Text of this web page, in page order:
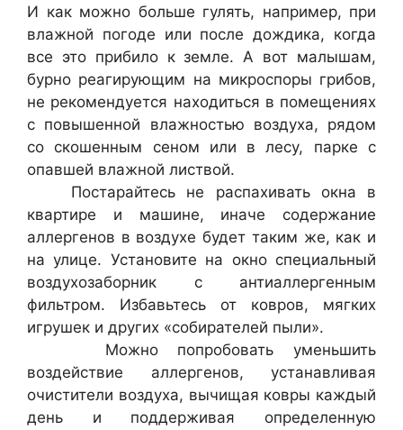
И как можно больше гулять, например, при
влажной погоде или после дождика, когда
все это прибило к земле. А вот малышам,
бурно реагирующим на микроспоры грибов,
не рекомендуется находиться в помещениях
с повышенной влажностью воздуха, рядом
со скошенным сеном или в лесу, парке с
опавшей влажной листвой.
Постарайтесь не распахивать окна в
квартире и машине, иначе содержание
аллергенов в воздухе будет таким же, как и
на улице. Установите на окно специальный
воздухозаборник с антиаллергенным
фильтром. Избавьтесь от ковров, мягких
игрушек и других «собирателей пыли».
Можно попробовать уменьшить
воздействие аллергенов, устанавливая
очистители воздуха, вычищая ковры каждый
день и поддерживая определенную